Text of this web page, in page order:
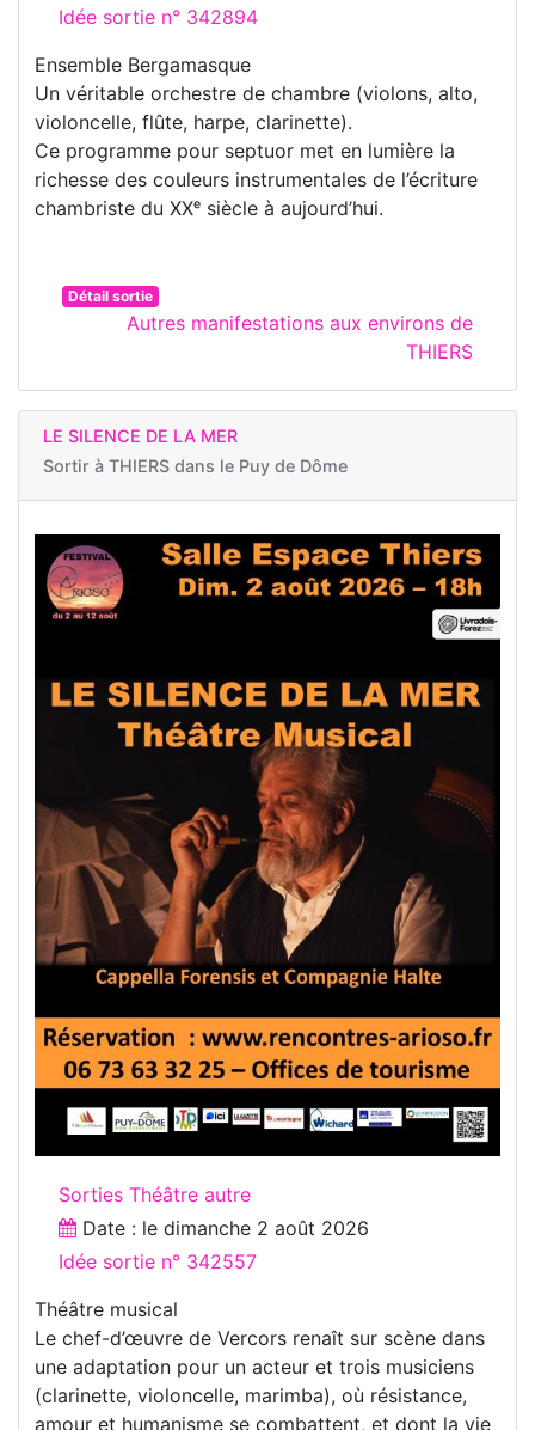
Idée sortie n° 342894
Ensemble Bergamasque
Un véritable orchestre de chambre (violons, alto,
violoncelle, flûte, harpe, clarinette).
Ce programme pour septuor met en lumière la
richesse des couleurs instrumentales de l’écriture
chambriste du XXᵉ siècle à aujourd’hui.
Détail sortie
Autres manifestations aux environs de
THIERS
LE SILENCE DE LA MER
Sortir à THIERS dans le Puy de Dôme
Sorties Théâtre autre
Date : le dimanche 2 août 2026
Idée sortie n° 342557
Théâtre musical
Le chef-d’œuvre de Vercors renaît sur scène dans
une adaptation pour un acteur et trois musiciens
(clarinette, violoncelle, marimba), où résistance,
amour et humanisme se combattent, et dont la vie